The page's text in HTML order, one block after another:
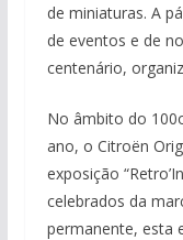
de miniaturas. A
de eventos e de
centenário,
No âmbito do
ano, o Citroën
exposição
celebrados da
permanente, esta